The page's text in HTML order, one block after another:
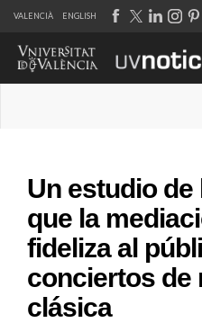
VALENCIÀ ENGLISH
Un estudio de
que la
fideliza al
conciertos de
clásica